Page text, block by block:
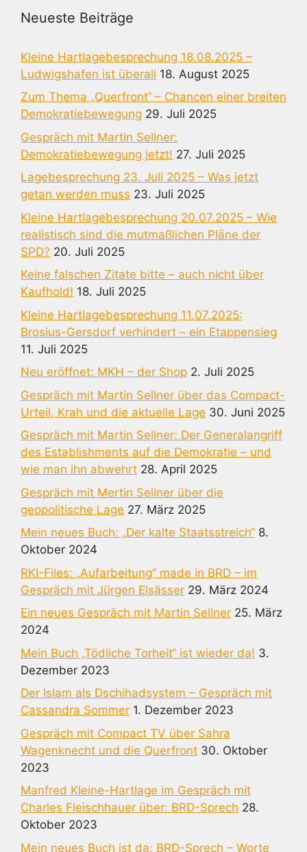
Neueste Beiträge
Kleine Hartlagebesprechung 18.08.2025 –
Ludwigshafen ist überall 18. August 2025
Zum Thema „Querfront“ – Chancen einer breiten
Demokratiebewegung 29. Juli 2025
Gespräch mit Martin Sellner:
Demokratiebewegung jetzt! 27. Juli 2025
Lagebesprechung 23. Juli 2025 – Was jetzt
getan werden muss 23. Juli 2025
Kleine Hartlagebesprechung 20.07.2025 – Wie
realistisch sind die mutmaßlichen Pläne der
SPD? 20. Juli 2025
Keine falschen Zitate bitte – auch nicht über
Kaufhold! 18. Juli 2025
Kleine Hartlagebesprechung 11.07.2025:
Brosius-Gersdorf verhindert – ein Etappensieg
11. Juli 2025
Neu eröffnet: MKH – der Shop 2. Juli 2025
Gespräch mit Martin Sellner über das Compact-
Urteil, Krah und die aktuelle Lage 30. Juni 2025
Gespräch mit Martin Sellner: Der Generalangriff
des Establishments auf die Demokratie – und
wie man ihn abwehrt 28. April 2025
Gespräch mit Mertin Sellner über die
geopolitische Lage 27. März 2025
Mein neues Buch: „Der kalte Staatsstreich“ 8.
Oktober 2024
RKI-Files: „Aufarbeitung“ made in BRD – im
Gespräch mit Jürgen Elsässer 29. März 2024
Ein neues Gespräch mit Martin Sellner 25. März
2024
Mein Buch „Tödliche Torheit“ ist wieder da! 3.
Dezember 2023
Der Islam als Dschihadsystem – Gespräch mit
Cassandra Sommer 1. Dezember 2023
Gespräch mit Compact TV über Sahra
Wagenknecht und die Querfront 30. Oktober
2023
Manfred Kleine-Hartlage im Gespräch mit
Charles Fleischhauer über: BRD-Sprech 28.
Oktober 2023
Mein neues Buch ist da: BRD-Sprech – Worte